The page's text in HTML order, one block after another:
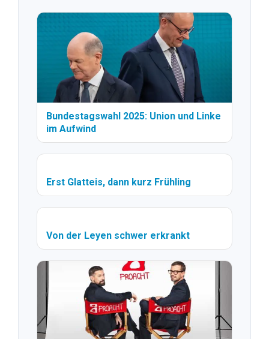
Bundestagswahl 2025: Union und Linke
im Aufwind
Erst Glatteis, dann kurz Frühling
Von der Leyen schwer erkrankt